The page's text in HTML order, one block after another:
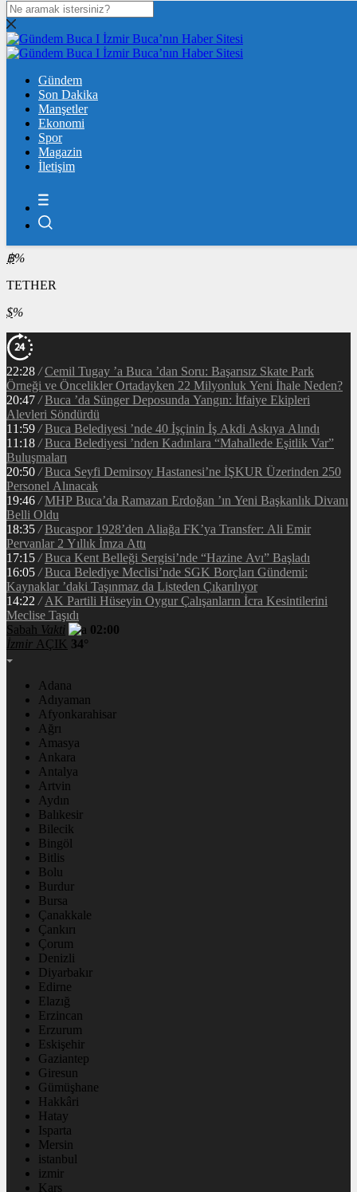
DOLAR
47,7436$% 0.18
55,2510€% 0.32
ÇEYREK ALTIN
10.903,00%2,54
BİST100
13.779,39
BİTCOİN
฿%
TETHER
$%
Gündem
Son Dakika
Manşetler
Ekonomi
Spor
Magazin
İletişim
22:28 / Cemil Tugay ’a Buca ’dan Soru: Başarısız Skate Park
Örneği ve Öncelikler Ortadayken 22 Milyonluk Yeni İhale Neden?
20:47 / Buca ’da Sünger Deposunda Yangın: İtfaiye Ekipleri
Alevleri Söndürdü
11:59 / Buca Belediyesi ’nde 40 İşçinin İş Akdi Askıya Alındı
11:18 / Buca Belediyesi ’nden Kadınlara “Mahallede Eşitlik Var”
Buluşmaları
20:50 / Buca Seyfi Demirsoy Hastanesi’ne İŞKUR Üzerinden 250
Personel Alınacak
19:46 / MHP Buca’da Ramazan Erdoğan ’ın Yeni Başkanlık Divanı
Belli Oldu
18:35 / Bucaspor 1928’den Aliağa FK’ya Transfer: Ali Emir
Pervanlar 2 Yıllık İmza Attı
17:15 / Buca Kent Belleği Sergisi’nde “Hazine Avı” Başladı
16:05 / Buca Belediye Meclisi’nde SGK Borçları Gündemi:
Kaynaklar ’daki Taşınmaz da Listeden Çıkarılıyor
14:22 / AK Partili Hüseyin Oygur Çalışanların İcra Kesintilerini
Meclise Taşıdı
Sabah Vakti
02:00
İzmir AÇIK 34°
Adana
Adıyaman
Afyonkarahisar
Ağrı
Amasya
Ankara
Antalya
Artvin
Aydın
Balıkesir
Bilecik
Bingöl
Bitlis
Bolu
Burdur
Bursa
Çanakkale
Çankırı
Çorum
Denizli
Diyarbakır
Edirne
Elazığ
Erzincan
Erzurum
Eskişehir
Gaziantep
Giresun
Gümüşhane
Hakkâri
Hatay
Isparta
Mersin
istanbul
izmir
Kars